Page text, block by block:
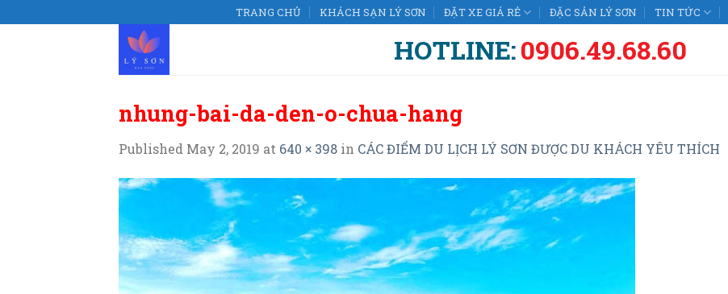
to
TRANG CHỦ KHÁCH SẠN LÝ SƠN ĐẶT XE GIÁ RẺ ĐẶC SẢN LÝ SƠN TIN TỨC
HOTLINE:0906.49.68.60
nhung-bai-da-den-o-chua-hang
Published May 2, 2019 at 640 × 398 in CÁC ĐIỂM DU LỊCH LÝ SƠN ĐƯỢC DU KHÁCH YÊU THÍCH